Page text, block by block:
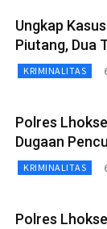
Ungkap
Piutang, Dua
KRIMINALITAS
Polres
Dugaan
KRIMINALITAS
Polres